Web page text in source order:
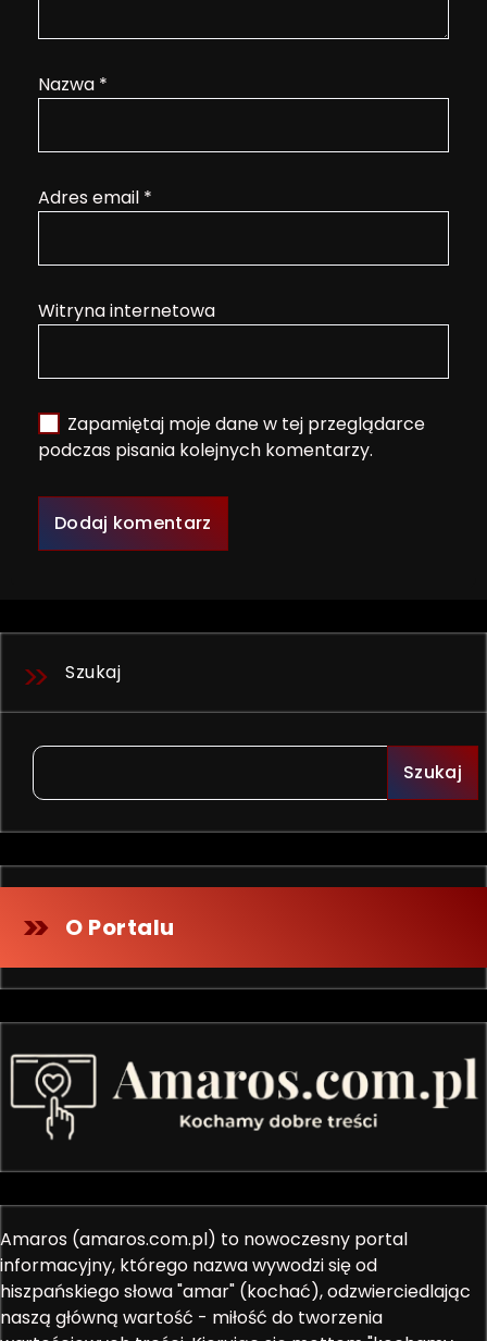
Nazwa *
Adres email *
Witryna internetowa
Zapamiętaj moje dane w tej przeglądarce
podczas pisania kolejnych komentarzy.
Szukaj
Szukaj
O Portalu
Amaros (amaros.com.pl) to nowoczesny portal
informacyjny, którego nazwa wywodzi się od
hiszpańskiego słowa "amar" (kochać), odzwierciedlając
naszą główną wartość - miłość do tworzenia